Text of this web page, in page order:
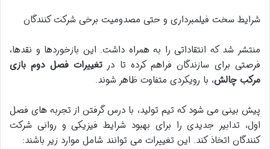
شرایط سخت فیلمبرداری و حتی مصدومیت برخی شرکت کنندگان
منتشر شد که انتقاداتی را به همراه داشت. این بازخوردها و نقدها،
فرصتی برای سازندگان فراهم کرده تا درتغییرات فصل دوم بازی
مرکب چالش، با رویکردی متفاوت ظاهر شوند.
پیش بینی می شود که تیم تولید، با درس گرفتن از تجربه های فصل
اول، تدابیر جدیدی را برای بهبود شرایط فیزیکی و روانی شرکت
کنندگان اتخاذ کند. این تغییرات می توانند شامل موارد زیر باشند: